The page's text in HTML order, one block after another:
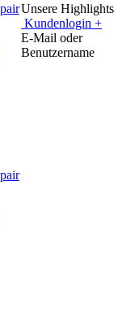
Unsere Highlights
Kundenlogin +
E-Mail oder
Benutzername